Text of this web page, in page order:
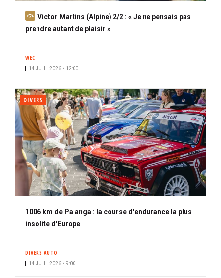
A
b
Victor Martins (Alpine) 2/2 : « Je ne pensais pas
prendre autant de plaisir »
WEC
14 JUIL. 2026 • 12:00
DIVERS
1006 km de Palanga : la course d'endurance la plus
insolite d'Europe
DIVERS AUTO
14 JUIL. 2026 • 9:00